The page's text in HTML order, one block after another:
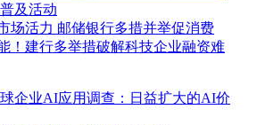
及活动
场活力 邮储银行多措并举促消费
！建行多举措破解科技企业融资难
企业AI应用调查：日益扩大的AI价